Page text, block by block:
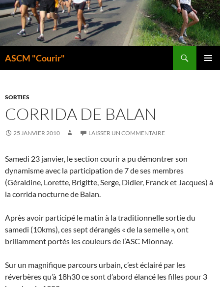
Aller
au
contenu
ASCM "Courir"
SORTIES
CORRIDA DE BALAN
25 JANVIER 2010 LAISSER UN COMMENTAIRE
Samedi 23 janvier, le section courir a pu démontrer son
dynamisme avec la participation de 7 de ses membres
(Géraldine, Lorette, Brigitte, Serge, Didier, Franck et Jacques) à
la corrida nocturne de Balan.
Après avoir participé le matin à la traditionnelle sortie du
samedi (10kms), ces sept dérangés « de la semelle », ont
brillamment portés les couleurs de l’ASC Mionnay.
Sur un magnifique parcours urbain, c’est éclairé par les
réverbères qu’à 18h30 ce sont d’abord élancé les filles pour 3